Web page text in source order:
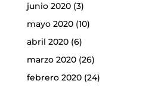
junio 2020(3)
mayo 2020(10)
abril 2020(6)
marzo 2020(26)
febrero 2020(24)